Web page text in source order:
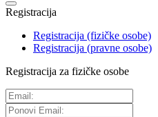
Registracija
Registracija (fizičke osobe)
Registracija (pravne osobe)
Registracija za fizičke osobe